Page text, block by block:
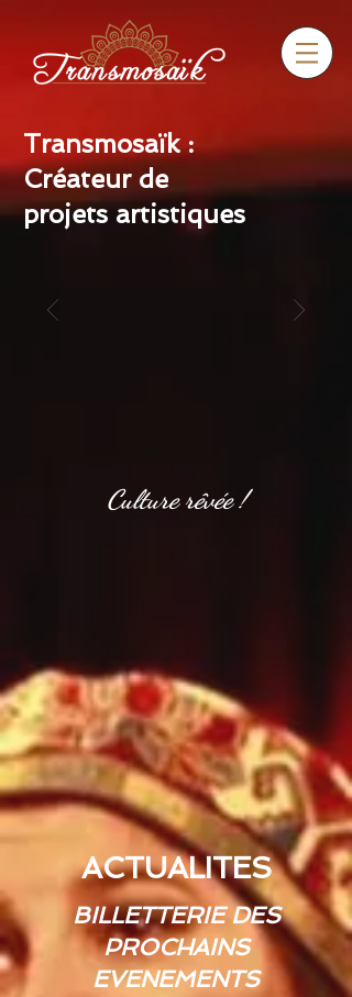
Transmosaïk :
Créateur de
projets artistiques
Culture rêvée !
ACTUALITES
BILLETTERIE DES
PROCHAINS
EVENEMENTS